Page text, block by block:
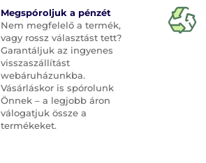
Megspóroljuk a pénzét
Nem megfelelő a termék,
vagy rossz választást tett?
Garantáljuk az ingyenes
visszaszállítást
webáruházunkba.
Vásárláskor is spórolunk
Önnek – a legjobb áron
válogatjuk össze a
termékeket.